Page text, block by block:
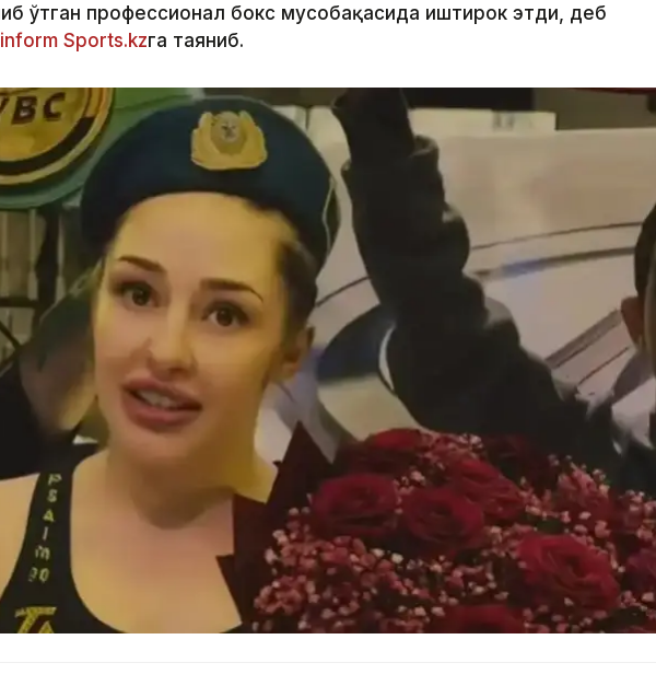
ўтган профессионал бокс мусобақасида иштирок этди, деб
Sports.kzга таяниб.